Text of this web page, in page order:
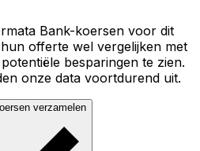
Bank-koersen voor dit
offerte wel vergelijken met
besparingen te zien.
onze data voortdurend uit.
verzamelen